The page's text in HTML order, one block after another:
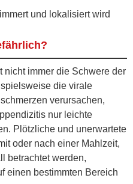
und lokalisiert wird
nicht immer die Schwere der
die virale
verursachen,
nur leichte
Plötzliche und unerwartete
oder nach einer Mahlzeit,
betrachtet werden,
einen bestimmten Bereich